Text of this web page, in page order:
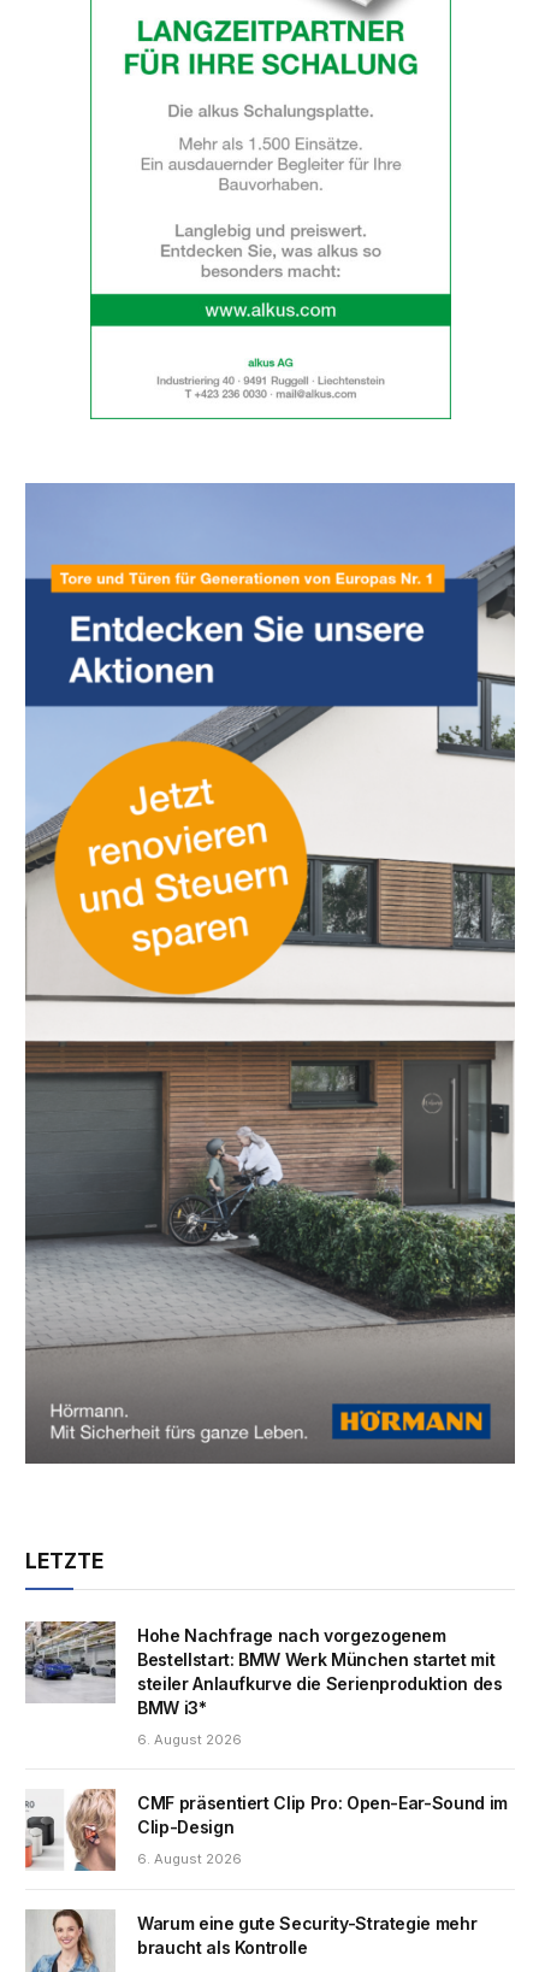
LETZTE
Hohe Nachfrage nach vorgezogenem
Bestellstart: BMW Werk München startet mit
steiler Anlaufkurve die Serienproduktion des
BMW i3*
6. August 2026
CMF präsentiert Clip Pro: Open-Ear-Sound im
Clip-Design
6. August 2026
Warum eine gute Security-Strategie mehr
braucht als Kontrolle